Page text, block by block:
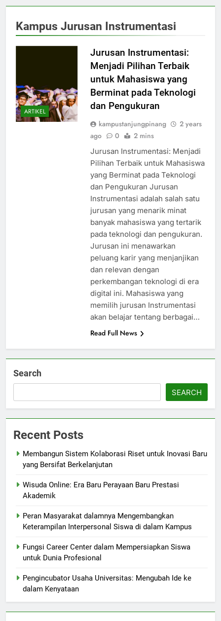
Kampus Jurusan Instrumentasi
ARTIKEL
Jurusan Instrumentasi:
Menjadi Pilihan Terbaik
untuk Mahasiswa yang
Berminat pada Teknologi
dan Pengukuran
kampustanjungpinang
2 years
ago
0 2 mins
Jurusan Instrumentasi: Menjadi
Pilihan Terbaik untuk Mahasiswa
yang Berminat pada Teknologi
dan Pengukuran Jurusan
Instrumentasi adalah salah satu
jurusan yang menarik minat
banyak mahasiswa yang tertarik
pada teknologi dan pengukuran.
Jurusan ini menawarkan
peluang karir yang menjanjikan
dan relevan dengan
perkembangan teknologi di era
digital ini. Mahasiswa yang
memilih jurusan Instrumentasi
akan belajar tentang berbagai…
Read Full News
Search
SEARCH
Recent Posts
Membangun Sistem Kolaborasi Riset untuk Inovasi Baru
yang Bersifat Berkelanjutan
Wisuda Online: Era Baru Perayaan Baru Prestasi
Akademik
Peran Masyarakat dalamnya Mengembangkan
Keterampilan Interpersonal Siswa di dalam Kampus
Fungsi Career Center dalam Mempersiapkan Siswa
untuk Dunia Profesional
Pengincubator Usaha Universitas: Mengubah Ide ke
dalam Kenyataan